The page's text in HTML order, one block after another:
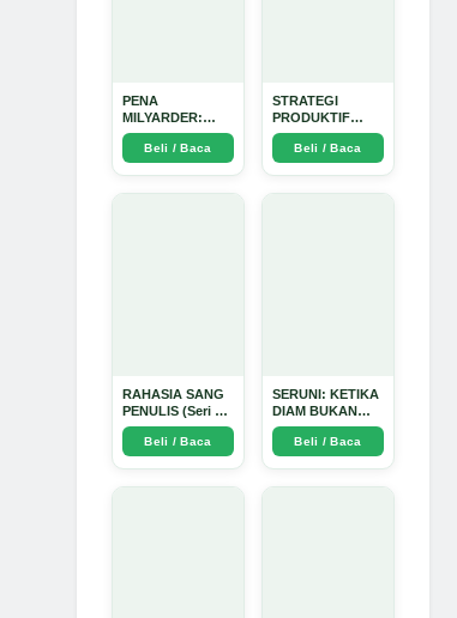
PENA
MILYARDER:
Kisah, Rahasia
Sukses, dan
Panduan Menjadi
Beli / Baca
STRATEGI
PRODUKTIF
MENULIS
UPDATE - Arda
Dinata
Beli / Baca
RAHASIA SANG
PENULIS (Seri 1)
- Arda Dinata
Beli / Baca
SERUNI: KETIKA
DIAM BUKAN
LAGI PILIHAN -
Arda Dinata
Beli / Baca